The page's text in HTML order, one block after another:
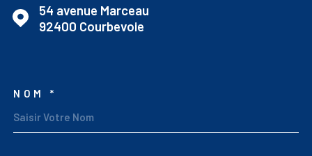
54 avenue Marceau
92400
Courbevoie
NOM *